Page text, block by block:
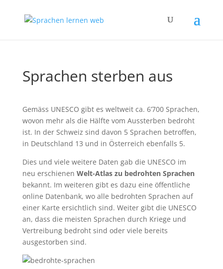
Sprachen sterben aus
Gemäss UNESCO gibt es weltweit ca. 6’700 Sprachen,
wovon mehr als die Hälfte vom Aussterben bedroht
ist. In der Schweiz sind davon 5 Sprachen betroffen,
in Deutschland 13 und in Österreich ebenfalls 5.
Dies und viele weitere Daten gab die UNESCO im
neu erschienen Welt-Atlas zu bedrohten Sprachen
bekannt. Im weiteren gibt es dazu eine öffentliche
online Datenbank, wo alle bedrohten Sprachen auf
einer Karte ersichtlich sind. Weiter gibt die UNESCO
an, dass die meisten Sprachen durch Kriege und
Vertreibung bedroht sind oder viele bereits
ausgestorben sind.